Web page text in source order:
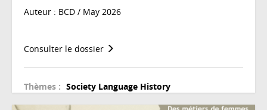
Auteur : BCD / May 2026
Consulter le dossier
Thèmes : Society Language History